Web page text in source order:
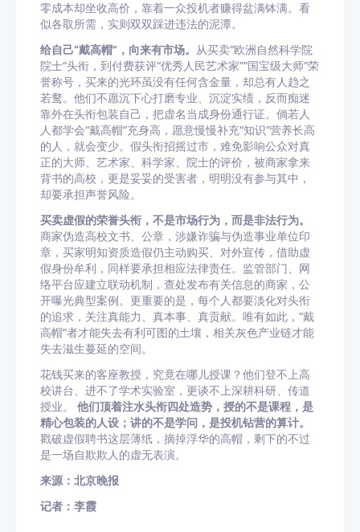
零成本却坐收高价，靠着一众投机者赚得盆满钵满。看
似各取所需，实则双双踩进违法的泥潭。
给自己“戴高帽”，向来有市场。
从买卖“欧洲自然科学院
院士”头衔，到付费获评“优秀人民艺术家”“国宝级大师”荣
誉称号，买来的光环虽没有任何含金量，却总有人趋之
若鹜。他们不愿沉下心打磨专业、沉淀实绩，反而痴迷
靠外在头衔包装自己，把虚名当成身份通行证。倘若人
人都学会“戴高帽”充身高，愿意慢慢补充“知识”营养长高
的人，就会变少。假头衔招摇过市，难免影响公众对真
正的大师、艺术家、科学家、院士的评价，被商家拿来
背书的高校，更是妥妥的受害者，明明没有参与其中，
却要承担声誉风险。
买卖虚假的荣誉头衔，不是市场行为，而是非法行为。
商家伪造高校文书、公章，涉嫌诈骗与伪造事业单位印
章，买家明知资质造假仍主动购买、对外宣传，借助虚
假身份牟利，同样要承担相应法律责任。监管部门、网
络平台应建立联动机制，查处发布有关信息的商家，公
开曝光典型案例。更重要的是，每个人都要淡化对头衔
的追求，关注真能力、真本事、真贡献。唯有如此，“戴
高帽”者才能失去有利可图的土壤，相关灰色产业链才能
失去滋生蔓延的空间。
花钱买来的客座教授，究竟在哪儿授课？他们登不上高
校讲台、进不了学术实验室，更谈不上深耕科研、传道
授业。 他们顶着注水头衔四处造势，授的不是课程，是
精心包装的人设；讲的不是学问，是投机钻营的算计。
戳破虚假聘书这层薄纸，摘掉浮华的高帽，剩下的不过
是一场自欺欺人的虚无表演。
来源：北京晚报
记者：李霞